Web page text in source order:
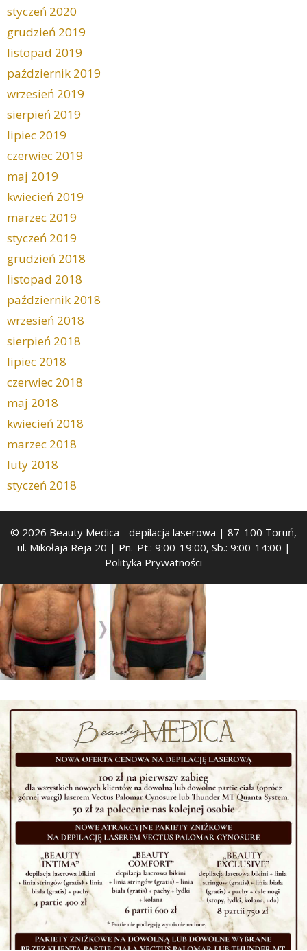
styczeń 2020
grudzień 2019
listopad 2019
październik 2019
wrzesień 2019
sierpień 2019
lipiec 2019
czerwiec 2019
maj 2019
kwiecień 2019
marzec 2019
styczeń 2019
grudzień 2018
listopad 2018
październik 2018
wrzesień 2018
sierpień 2018
lipiec 2018
czerwiec 2018
maj 2018
kwiecień 2018
marzec 2018
luty 2018
styczeń 2018
© 2026 Beauty Medica - depilacja laserowa | 87-100 Toruń,
ul. Mikołaja Reja 20 | Pn.-Pt.: 9:00-19:00, Sb.: 9:00-14:00 |
Polityka Prywatności